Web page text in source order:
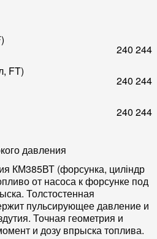
240 244
FT)
240 244
240 244
давления
КМ385ВТ (форсунка, циліндр
от насоса к форсунке под
Толстостенная
пульсирующее давление и
Точная геометрия и
и дозу впрыска топлива.